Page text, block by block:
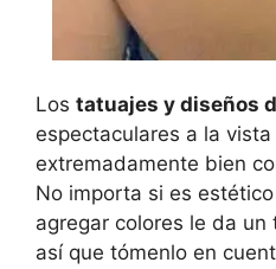
Los tatuajes y diseños
espectaculares a la
extremadamente bien
No importa si es
agregar colores le da
así que tómenlo en